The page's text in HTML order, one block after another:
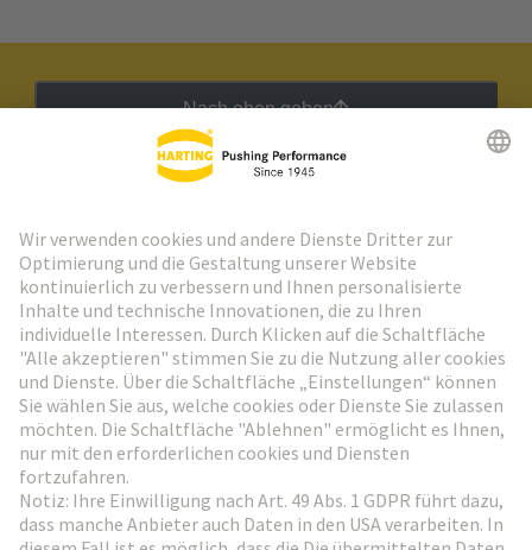
Nach oben gehen
Weiter zur Anmeldung
Social Media